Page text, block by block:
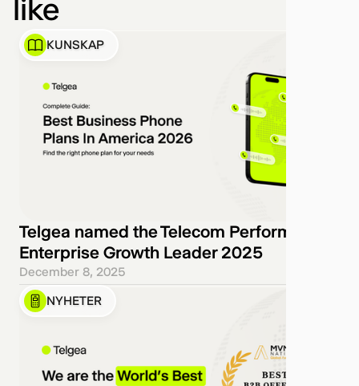
like
KUNSKAP
Telgea named the Telecom Performance
Enterprise Growth Leader 2025
December 8, 2025
NYHETER